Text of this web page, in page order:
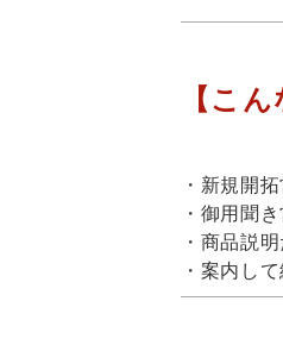
【こ
・新規開
・御用聞
・商品説
・案内し